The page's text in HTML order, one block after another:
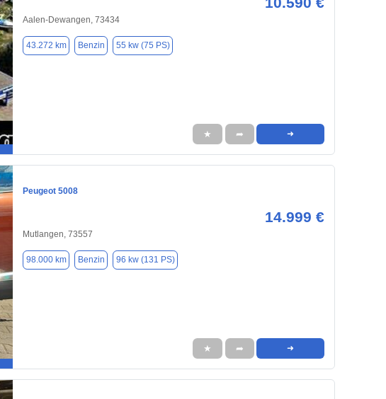
Aalen-Dewangen, 73434
43.272 km Benzin 55 kw (75 PS)
★ ➦ ➜
Peugeot 5008
14.999 €
Mutlangen, 73557
98.000 km Benzin 96 kw (131 PS)
★ ➦ ➜